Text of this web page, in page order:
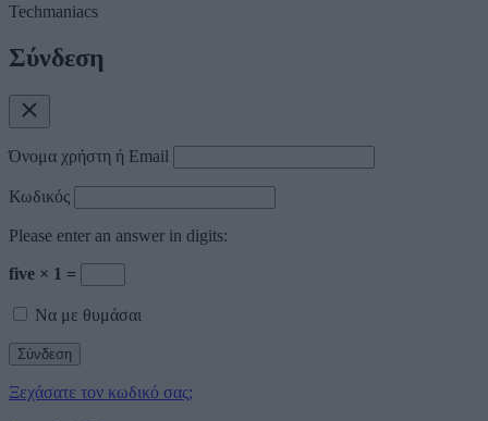
Techmaniacs
Σύνδεση
Όνομα χρήστη ή Email
Κωδικός
Please enter an answer in digits:
five × 1 =
Να με θυμάσαι
Ξεχάσατε τον κωδικό σας;